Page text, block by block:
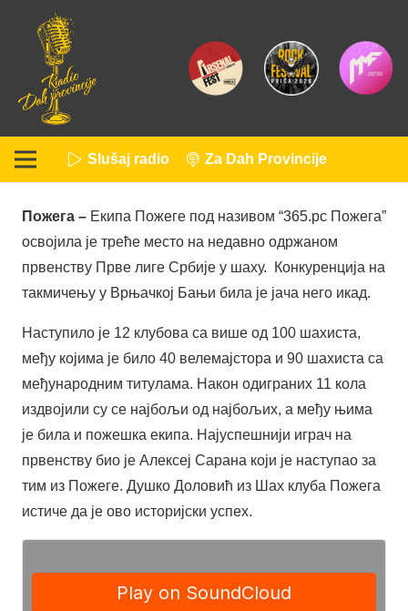
Slušaj radio Za Dah Provincije
Пожега – Екипа Пожеге под називом “365.рс Пожега”
освојила је треће место на недавно одржаном
првенству Прве лиге Србије у шаху. Конкуренција на
такмичењу у Врњачкој Бањи била је јача него икад.
Наступило је 12 клубова са више од 100 шахиста,
међу којима је било 40 велемајстора и 90 шахиста са
међународним титулама. Након одиграних 11 кола
издвојили су се најбољи од најбољих, а међу њима
је била и пожешка екипа. Најуспешнији играч на
првенству био је Алексеј Сарана који је наступао за
тим из Пожеге. Душко Доловић из Шах клуба Пожега
истиче да је ово историјски успех.